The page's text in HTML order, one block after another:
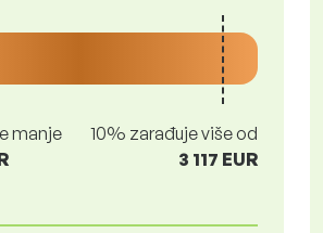
manje
10% zarađuje više od
3 117 EUR